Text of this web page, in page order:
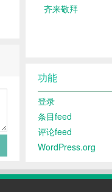
齐来敬拜
功能
登录
条目feed
评论feed
WordPress.org